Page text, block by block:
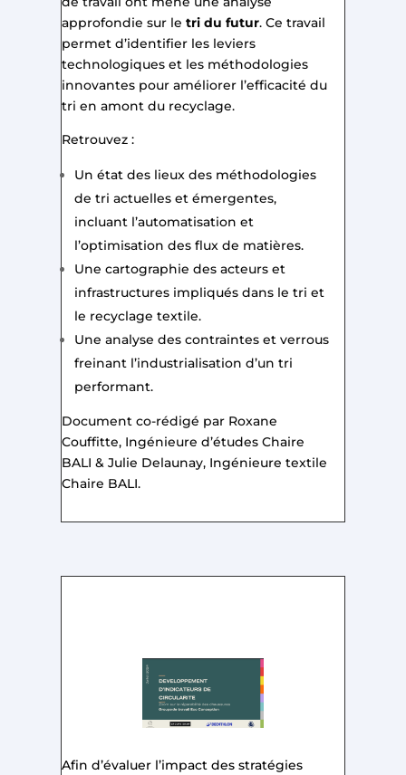
approfondie sur letri du futur. Ce travail
permet d’identifier les leviers
technologiques et les méthodologies
innovantes pour améliorer l’efficacité du
tri en amont du recyclage.
Retrouvez :
Un état des lieux des méthodologies
de tri actuelles et émergentes,
incluant l’automatisation et
l’optimisation des flux de matières.
Une cartographie des acteurs et
infrastructures impliqués dans le tri et
le recyclage textile.
Une analyse des contraintes et verrous
freinant l’industrialisation d’un tri
performant.
Document co-rédigé par Roxane
Couffitte, Ingénieure d’études Chaire
BALI & Julie Delaunay, Ingénieure textile
Chaire BALI.
Afin d’évaluer l’impact des stratégies